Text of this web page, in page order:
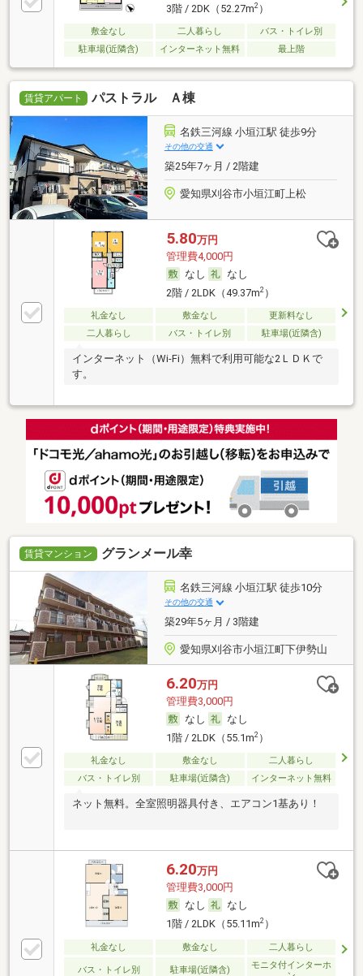
3階 / 2DK（52.27m2）
敷金なし 二人暮らし
バス・トイレ別
駐車場(近隣含)
インターネット無料 最上階
賃貸アパート パストラル Ａ棟
名鉄三河線 小垣江駅 徒歩9分
その他の交通
築25年7ヶ月 / 2階建
愛知県刈谷市小垣江町上松
5.80万円
管理費4,000円
なし
なし
2階 / 2LDK（49.37m2）
礼金なし 敷金なし
更新料なし
二人暮らし
バス・トイレ別 駐車場(近隣含)
インターネット（Wi-Fi）無料で利用可能な2ＬＤＫで
す。
賃貸マンション グランメール幸
名鉄三河線 小垣江駅 徒歩10分
その他の交通
築29年5ヶ月 / 3階建
愛知県刈谷市小垣江町下伊勢山
6.20万円
管理費3,000円
なし
なし
1階 / 2LDK（55.1m2）
礼金なし 敷金なし
二人暮らし
バス・トイレ別
駐車場(近隣含) インターネット無料
ネット無料。全室照明器具付き、エアコン1基あり！
6.20万円
管理費3,000円
なし
なし
1階 / 2LDK（55.11m2）
礼金なし 敷金なし 二人暮らし
バス・トイレ別 駐車場(近隣含)
モニタ付インターホ